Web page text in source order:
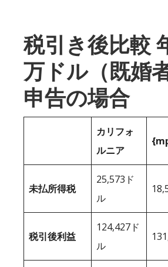
税引き後比較
万ドル（既婚
申告の場合
カリフォ
ルニア
未払所得税
25,573ド
ル
税引後利益
124,427ド
ル